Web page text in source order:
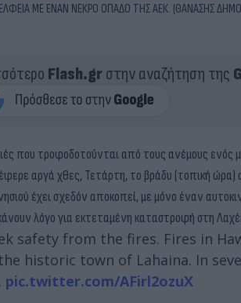
ΜΕ ΕΝΑΝ ΝΕΚΡΟ ΟΠΑΔΟ ΤΗΣ ΑΕΚ. (ΘΑΝΑΣΗΣ
Flash.grστην αναζήτηση της
που τροφοδοτούνται από τους ανέμους ενός
αργά χθες, Τετάρτη, το βράδυ (τοπική ώρα)
έχει σχεδόν αποκοπεί, με μόνο έναν
λόγο για εκτεταμένη καταστροφή στη
safety from the fires. Fires in
historic town of Lahaina. In
pic.twitter.com/AFirl2ozuX